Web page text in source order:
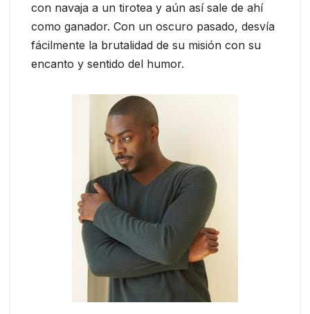
con navaja a un tirotea y aún así sale de ahí
como ganador. Con un oscuro pasado, desvía
fácilmente la brutalidad de su misión con su
encanto y sentido del humor.